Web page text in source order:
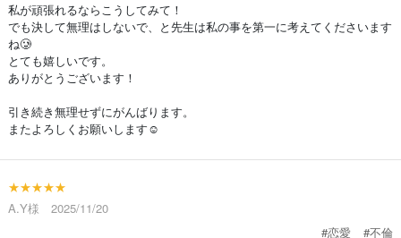
私が頑張れるならこうしてみて！
でも決して無理はしないで、と先生は私の事を第一に考えてくださいます
ね🥲
とても嬉しいです。
ありがとうございます！
引き続き無理せずにがんばります。
またよろしくお願いします☺️
★★★★★
A.Y様 2025/11/20
#恋愛
#不倫